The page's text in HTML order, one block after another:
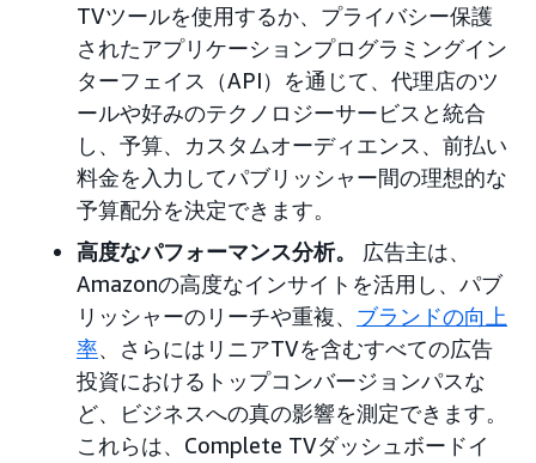
TVツールを使用するか、プライバシー保護
されたアプリケーションプログラミングイン
ターフェイス（API）を通じて、代理店のツ
ールや好みのテクノロジーサービスと統合
し、予算、カスタムオーディエンス、前払い
料金を入力してパブリッシャー間の理想的な
予算配分を決定できます。
高度なパフォーマンス分析。
広告主は、
Amazonの高度なインサイトを活用し、パブ
リッシャーのリーチや重複、 ブランドの向上
率、さらにはリニアTVを含むすべての広告
投資におけるトップコンバージョンパスな
ど、ビジネスへの真の影響を測定できます。
これらは、Complete TVダッシュボードイ